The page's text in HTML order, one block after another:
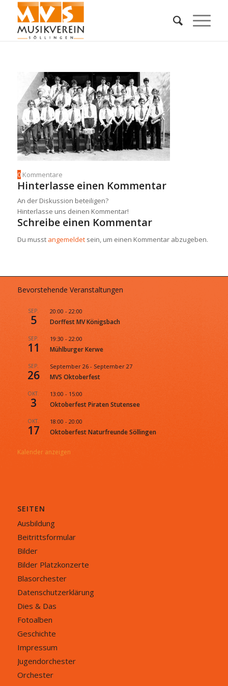
0 Kommentare
Hinterlasse einen Kommentar
An der Diskussion beteiligen?
Hinterlasse uns deinen Kommentar!
Schreibe einen Kommentar
Du musst angemeldetsein, um einen Kommentar abzugeben.
Bevorstehende Veranstaltungen
SEP.
5
20:00 - 22:00
Dorffest MV Königsbach
SEP.
11
19:30 - 22:00
Mühlburger Kerwe
SEP.
26
September 26- September 27
MVS Oktoberfest
OKT.
3
13:00 - 15:00
Oktoberfest Piraten Stutensee
OKT.
17
18:00 - 20:00
Oktoberfest Naturfreunde Söllingen
Kalender anzeigen
SEITEN
Ausbildung
Beitrittsformular
Bilder
Bilder Platzkonzerte
Blasorchester
Datenschutzerklärung
Dies & Das
Fotoalben
Geschichte
Impressum
Jugendorchester
Orchester